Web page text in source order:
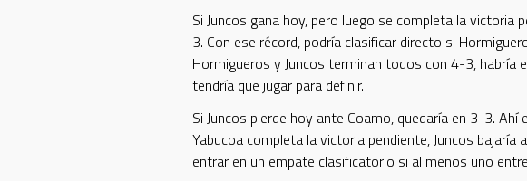
Si Juncos gana hoy, pero luego se completa la victoria
3. Con ese récord, podría clasificar directo si
Hormigueros y Juncos terminan todos con 4-3,
tendría que jugar para definir.
Si Juncos pierde hoy ante Coamo, quedaría en 3-3. Ahí
Yabucoa completa la victoria pendiente, Juncos bajaría
entrar en un empate clasificatorio si al menos uno